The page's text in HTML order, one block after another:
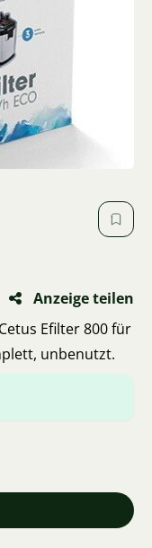
Anzeige teilen
Efilter 800 für
unbenutzt.